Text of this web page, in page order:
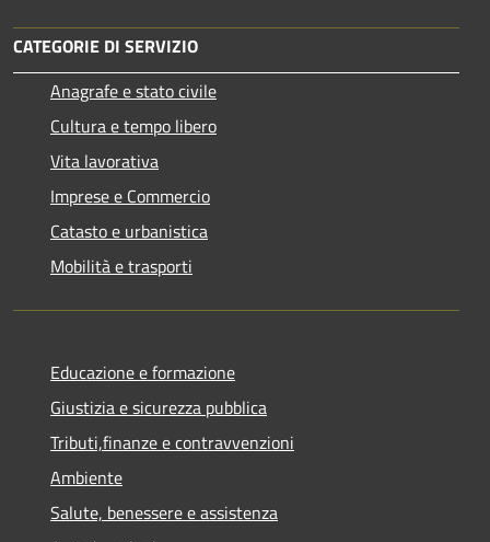
CATEGORIE DI SERVIZIO
Anagrafe e stato civile
Cultura e tempo libero
Vita lavorativa
Imprese e Commercio
Catasto e urbanistica
Mobilità e trasporti
Educazione e formazione
Giustizia e sicurezza pubblica
Tributi,finanze e contravvenzioni
Ambiente
Salute, benessere e assistenza